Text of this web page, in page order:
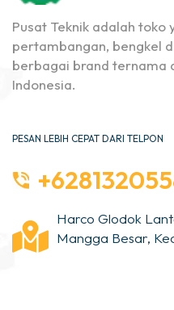
Pusat Teknik adalah
pertambangan, bengkel
berbagai brand ternama
Indonesia.
PESAN LEBIH CEPAT DARI TELPON
Harco Glodok
Mangga Besar,